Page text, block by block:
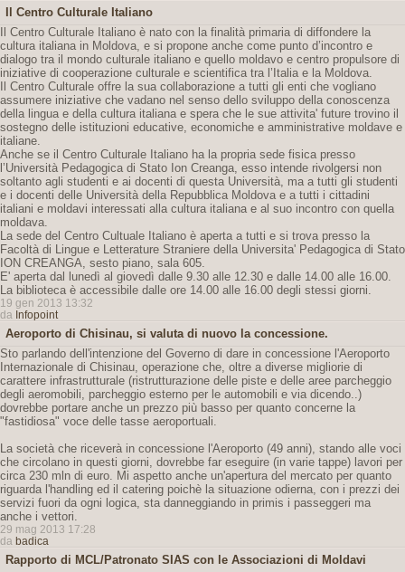
Il Centro Culturale Italiano
Il Centro Culturale Italiano è nato con la finalità primaria di diffondere la
cultura italiana in Moldova, e si propone anche come punto d’incontro e
dialogo tra il mondo culturale italiano e quello moldavo e centro propulsore di
iniziative di cooperazione culturale e scientifica tra l’Italia e la Moldova.
Il Centro Culturale offre la sua collaborazione a tutti gli enti che vogliano
assumere iniziative che vadano nel senso dello sviluppo della conoscenza
della lingua e della cultura italiana e spera che le sue attivita' future trovino il
sostegno delle istituzioni educative, economiche e amministrative moldave e
italiane.
Anche se il Centro Culturale Italiano ha la propria sede fisica presso
l’Università Pedagogica di Stato Ion Creanga, esso intende rivolgersi non
soltanto agli studenti e ai docenti di questa Università, ma a tutti gli studenti
e i docenti delle Università della Repubblica Moldova e a tutti i cittadini
italiani e moldavi interessati alla cultura italiana e al suo incontro con quella
moldava.
La sede del Centro Cultuale Italiano è aperta a tutti e si trova presso la
Facoltà di Lingue e Letterature Straniere della Universita' Pedagogica di Stato
ION CREANGA, sesto piano, sala 605.
E' aperta dal lunedì al giovedì dalle 9.30 alle 12.30 e dalle 14.00 alle 16.00.
La biblioteca è accessibile dalle ore 14.00 alle 16.00 degli stessi giorni.
19 gen 2013 13:32
da Infopoint
Aeroporto di Chisinau, si valuta di nuovo la concessione.
Sto parlando dell'intenzione del Governo di dare in concessione l'Aeroporto
Internazionale di Chisinau, operazione che, oltre a diverse migliorie di
carattere infrastrutturale (ristrutturazione delle piste e delle aree parcheggio
degli aeromobili, parcheggio esterno per le automobili e via dicendo..)
dovrebbe portare anche un prezzo più basso per quanto concerne la
"fastidiosa" voce delle tasse aeroportuali.
La società che riceverà in concessione l'Aeroporto (49 anni), stando alle voci
che circolano in questi giorni, dovrebbe far eseguire (in varie tappe) lavori per
circa 230 mln di euro. Mi aspetto anche un'apertura del mercato per quanto
riguarda l'handling ed il catering poichè la situazione odierna, con i prezzi dei
servizi fuori da ogni logica, sta danneggiando in primis i passeggeri ma
anche i vettori.
29 mag 2013 17:28
da badica
Rapporto di MCL/Patronato SIAS con le Associazioni di Moldavi